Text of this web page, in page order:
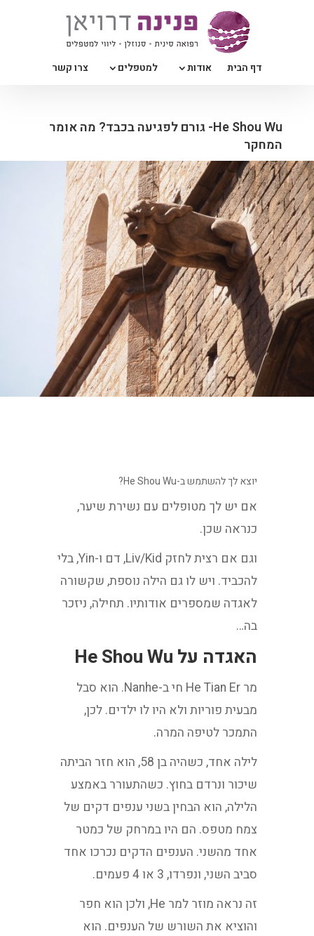
דף הבית אודות למטפלים צרו קשר
He Shou Wu- גורם לפגיעה בכבד? מה אומר
המחקר
יוצא לך להשתמש ב-He Shou Wu?
אם יש לך מטופלים עם נשירת שיער,
כנראה שכן.
וגם אם רצית לחזק Liv/Kid, דם ו-Yin, בלי
להכביד. ויש לו גם הילה נוספת, שקשורה
לאגדה שמספרים אודותיו. תחילה, ניזכר
בה…
האגדה על He Shou Wu
מר He Tian Er חי ב-Nanhe. הוא סבל
מבעית פוריות ולא היו לו ילדים. לכן,
התמכר לטיפה המרה.
לילה אחד, כשהיה בן 58, הוא חזר הביתה
שיכור ונרדם בחוץ. כשהתעורר באמצע
הלילה, הוא הבחין בשני ענפים דקים של
צמח מטפס. הם היו במרחק של כמטר
אחד מהשני. הענפים הדקים נכרכו אחד
סביב השני, ונפרדו, 3 או 4 פעמים.
זה נראה מוזר למר He, ולכן הוא חפר
והוציא את השורש של הענפים. הוא